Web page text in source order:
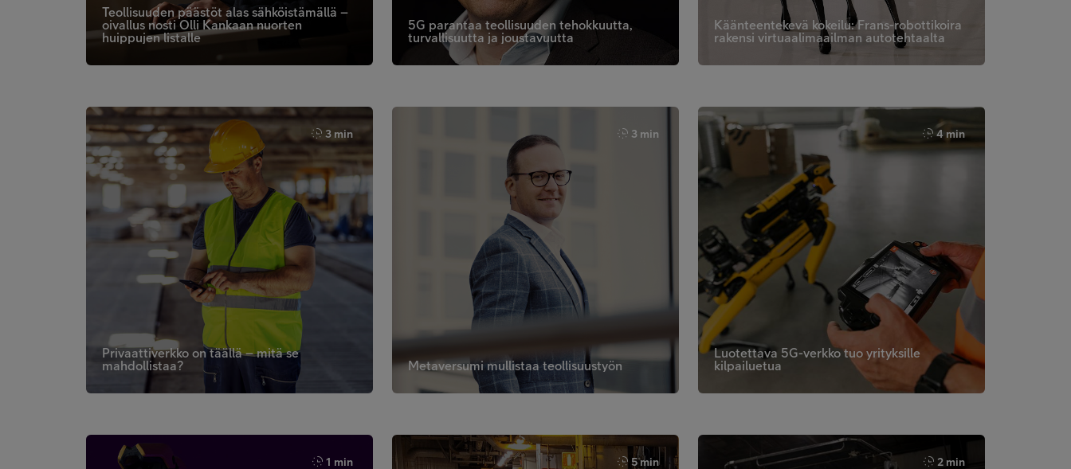
Teollisuuden päästöt alas sähköistämällä –
oivallus nosti Olli Kankaan nuorten
huippujen listalle
5G parantaa teollisuuden tehokkuutta,
turvallisuutta ja joustavuutta
Käänteentekevä kokeilu: Frans-robottikoira
rakensi virtuaalimaailman autotehtaalta
3 min
Privaattiverkko on täällä – mitä se
mahdollistaa?
3 min
Metaversumi mullistaa teollisuustyön
4 min
Luotettava 5G-verkko tuo yrityksille
kilpailuetua
1 min 5 min 2 min